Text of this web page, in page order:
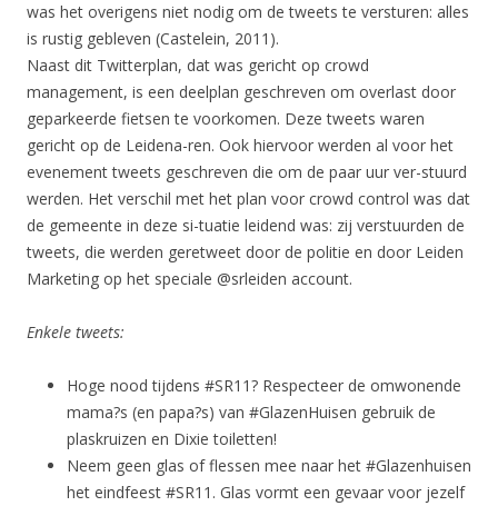
was het overigens niet nodig om de tweets te versturen: alles
is rustig gebleven (Castelein, 2011).
Naast dit Twitterplan, dat was gericht op crowd
management, is een deelplan geschreven om overlast door
geparkeerde fietsen te voorkomen. Deze tweets waren
gericht op de Leidena-ren. Ook hiervoor werden al voor het
evenement tweets geschreven die om de paar uur ver-stuurd
werden. Het verschil met het plan voor crowd control was dat
de gemeente in deze si-tuatie leidend was: zij verstuurden de
tweets, die werden geretweet door de politie en door Leiden
Marketing op het speciale @srleiden account.
Enkele tweets:
Hoge nood tijdens #SR11? Respecteer de omwonende
mama?s (en papa?s) van #GlazenHuisen gebruik de
plaskruizen en Dixie toiletten!
Neem geen glas of flessen mee naar het #Glazenhuisen
het eindfeest #SR11. Glas vormt een gevaar voor jezelf